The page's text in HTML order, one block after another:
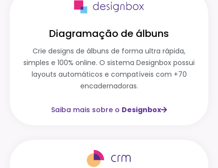
Diagramação de álbuns
Crie designs de álbuns de forma ultra rápida,
simples e 100% online. O sistema Designbox possui
layouts automáticos e compatíveis com +70
encadernadoras.
Saiba mais sobre o Designbox